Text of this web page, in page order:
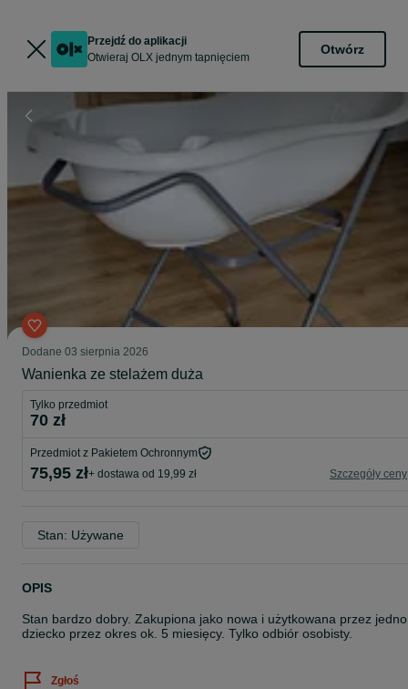
Przejdź do aplikacji
Otwieraj OLX jednym tapnięciem
Otwórz
Dodane 03 sierpnia 2026
Wanienka ze stelażem duża
Tylko przedmiot
70 zł
Przedmiot z Pakietem Ochronnym
75,95 zł+ dostawa od 19,99 zł Szczegóły ceny
Stan: Używane
OPIS
Stan bardzo dobry. Zakupiona jako nowa i użytkowana przez jedno
dziecko przez okres ok. 5 miesięcy. Tylko odbiór osobisty.
Zgłoś